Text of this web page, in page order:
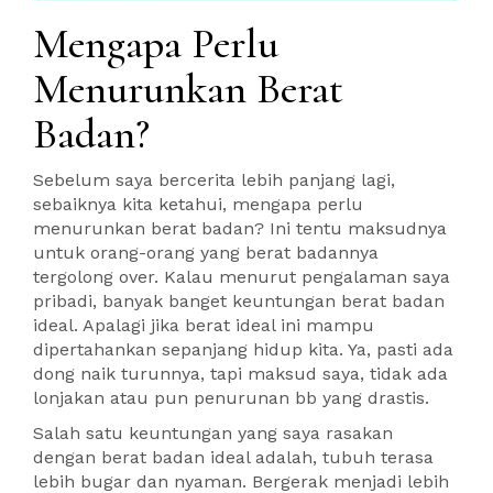
Mengapa Perlu
Menurunkan Berat
Badan?
Sebelum saya bercerita lebih panjang lagi,
sebaiknya kita ketahui, mengapa perlu
menurunkan berat badan? Ini tentu maksudnya
untuk orang-orang yang berat badannya
tergolong over. Kalau menurut pengalaman saya
pribadi, banyak banget keuntungan berat badan
ideal. Apalagi jika berat ideal ini mampu
dipertahankan sepanjang hidup kita. Ya, pasti ada
dong naik turunnya, tapi maksud saya, tidak ada
lonjakan atau pun penurunan bb yang drastis.
Salah satu keuntungan yang saya rasakan
dengan berat badan ideal adalah, tubuh terasa
lebih bugar dan nyaman. Bergerak menjadi lebih